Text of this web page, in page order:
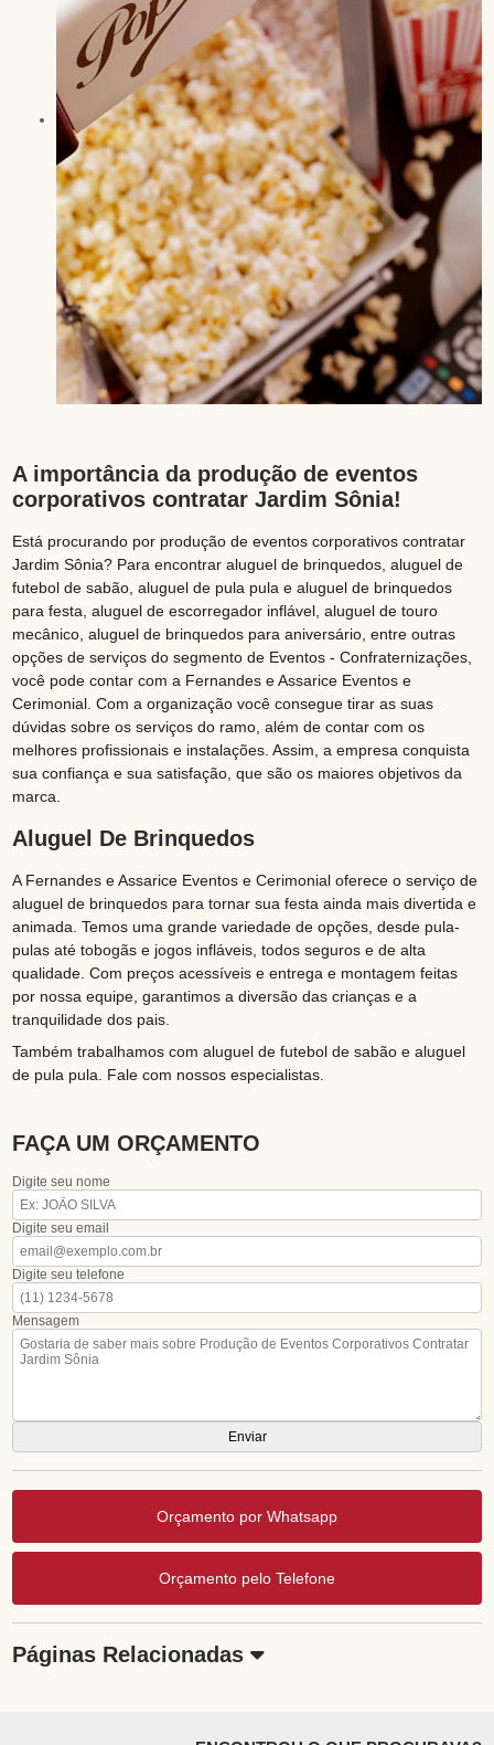
A importância da produção de eventos
corporativos contratar Jardim Sônia!
Está procurando por produção de eventos corporativos contratar
Jardim Sônia? Para encontrar aluguel de brinquedos, aluguel de
futebol de sabão, aluguel de pula pula e aluguel de brinquedos
para festa, aluguel de escorregador inflável, aluguel de touro
mecânico, aluguel de brinquedos para aniversário, entre outras
opções de serviços do segmento de Eventos - Confraternizações,
você pode contar com a Fernandes e Assarice Eventos e
Cerimonial. Com a organização você consegue tirar as suas
dúvidas sobre os serviços do ramo, além de contar com os
melhores profissionais e instalações. Assim, a empresa conquista
sua confiança e sua satisfação, que são os maiores objetivos da
marca.
Aluguel De Brinquedos
A Fernandes e Assarice Eventos e Cerimonial oferece o serviço de
aluguel de brinquedos para tornar sua festa ainda mais divertida e
animada. Temos uma grande variedade de opções, desde pula-
pulas até tobogãs e jogos infláveis, todos seguros e de alta
qualidade. Com preços acessíveis e entrega e montagem feitas
por nossa equipe, garantimos a diversão das crianças e a
tranquilidade dos pais.
Também trabalhamos com aluguel de futebol de sabão e aluguel
de pula pula. Fale com nossos especialistas.
FAÇA UM ORÇAMENTO
Digite seu nome
Digite seu email
Digite seu telefone
Mensagem
Orçamento por Whatsapp
Orçamento pelo Telefone
Páginas Relacionadas